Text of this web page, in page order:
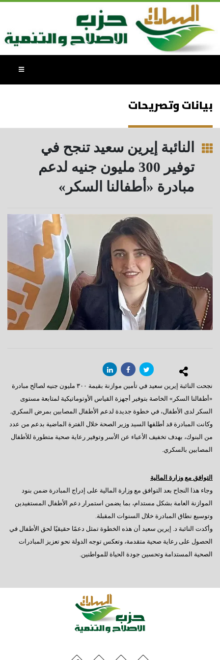
بيانات وتصريحات
النائبة إيرين سعيد تنجح في
توفير 300 مليون جنيه لدعم
مبادرة «أطفالنا السكر»
نجحت النائبة إيرين سعيد في تأمين موازنة بقيمة ٣٠٠ مليون جنيه لصالح مبادرة
«أطفالنا السكر» الخاصة بتوفير أجهزة القياس الأوتوماتيكية لمتابعة مستوى
السكر لدى الأطفال، في خطوة جديدة لدعم الأطفال المصابين بمرض السكري.
وكانت المبادرة قد أطلقها السيد وزير الصحة خلال الفترة الماضية بدعم من عدد
من البنوك، بهدف تخفيف الأعباء عن الأسر وتوفير رعاية صحية متطورة للأطفال
المصابين بالسكري.
التوافق مع وزارة المالية
وجاء هذا النجاح بعد التوافق مع وزارة المالية على إدراج المبادرة ضمن بنود
الموازنة العامة بشكل مستدام، بما يضمن استمرار دعم الأطفال المستفيدين
وتوسيع نطاق المبادرة خلال السنوات المقبلة.
وأكدت النائبة د. إيرين سعيد أن هذه الخطوة تمثل دعمًا حقيقيًا لحق الأطفال في
الحصول على رعاية صحية متقدمة، وتعكس توجه الدولة نحو تعزيز المبادرات
الصحية المستدامة وتحسين جودة الحياة للمواطنين.